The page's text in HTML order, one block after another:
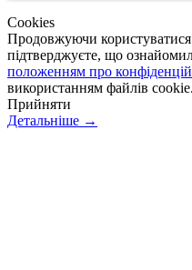
Сookies
Продовжуючи
підтверджуєте, що
положенням про
використанням файлів cookie.
Прийняти
Детальніше →